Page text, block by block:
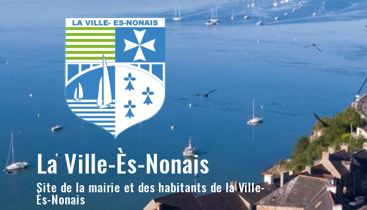
La Ville-Ès-Nonais
Site de la mairie et des habitants de la Ville-
Ès-Nonais